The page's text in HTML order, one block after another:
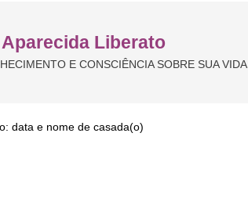
Liberato
E CONSCIÊNCIA SOBRE SUA VIDA
data e nome de casada(o)